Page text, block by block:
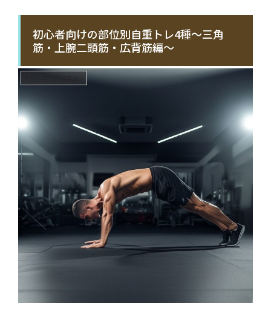
初心者向けの部位別自重トレ4種〜三角
筋・上腕二頭筋・広背筋編〜